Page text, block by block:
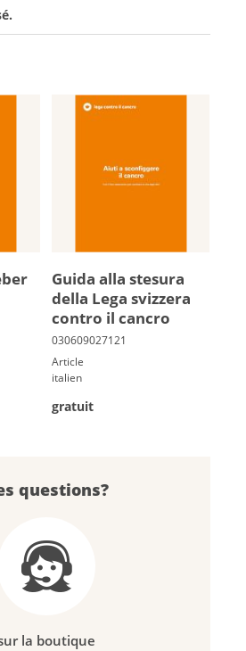
Guida alla ste­sura
della Lega svizzera
contro il cancro
Article
italien
gratuit
questions?
la boutique